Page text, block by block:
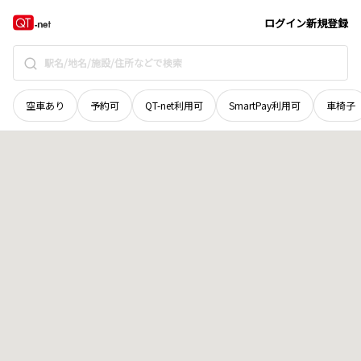
ログイン新規登録
空車あり 予約可 QT-net利用可 SmartPay利用可 車椅子
広島県 地域選択で探す